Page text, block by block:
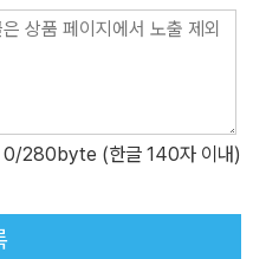
1945~2008』은 자의적인 평가
충실히 재현하는 데에 초점
평가나 해석을 최소화하려고 노
제공하기 위함이다. 물론
관은 존재할 수 없다. 사건의
까지 저자의 관점이 어떤 식으
0/280byte (한글 140자 이내)